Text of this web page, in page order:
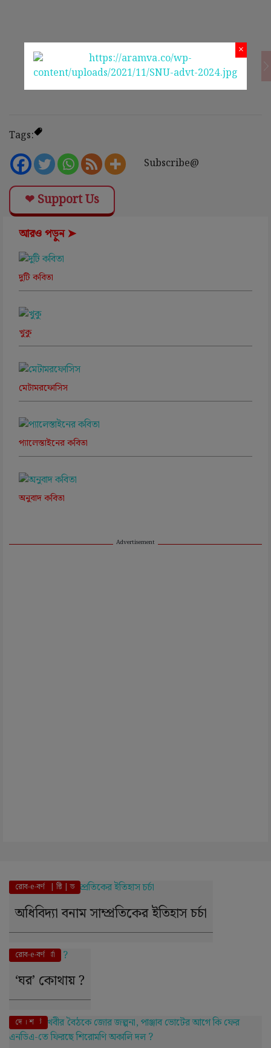
Tags:
Subscribe@
❤ Support Us
আরও পড়ুন ➤
দুটি কবিতা
খুকু
মেটামরফোসিস
প্যালেস্তাইনের কবিতা
অনুবাদ কবিতা
Advertisement
পা | র্স | পে | ক্টি | ভ
রোব-e-বর্ণ
অধিবিদ্যা বনাম সাম্প্রতিকের ইতিহাস চর্চা
ব | ই | চ | র্যা
রোব-e-বর্ণ
‘ঘর’ কোথায় ?
এই মুহূর্তে
দে । শ
×